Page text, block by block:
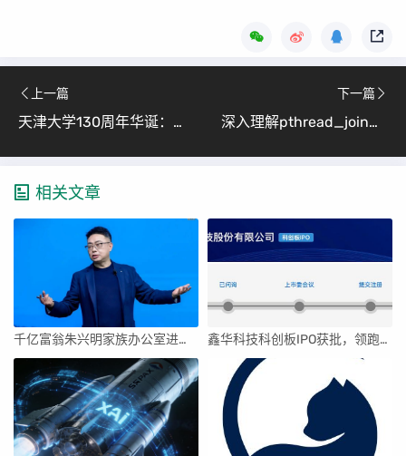
上一篇
天津大学130周年华诞：低调进取中的硬科技创投生态
下一篇
深入理解pthread_join函数（Linux多线程编程完全指南）
相关文章
千亿富翁朱兴明家族办公室进军VC圈 鑫华科技科创板IPO获批，领跑国内半导体材料市场